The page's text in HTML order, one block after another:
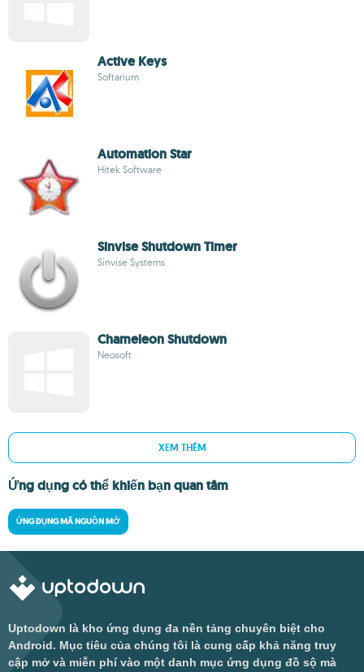
Active Keys
Softarium
Automation Star
Hitek Software
Sinvise Shutdown Timer
Sinvise Systems
Chameleon Shutdown
Neosoft
XEM THÊM
Ứng dụng có thể khiến bạn quan tâm
ỨNG DỤNG MÃ NGUỒN MỞ
Uptodown là kho ứng dụng đa nền tảng chuyên biệt cho
Android. Mục tiêu của chúng tôi là cung cấp khả năng truy
cập mở và miễn phí vào một danh mục ứng dụng đồ sộ mà